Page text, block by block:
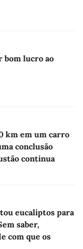
bom lucro ao
km em um carro
conclusão
continua
eucaliptos para
saber,
com que os